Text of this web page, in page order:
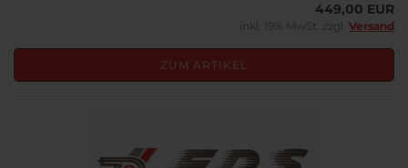
449,00 EUR
inkl. 19% MwSt. zzgl. Versand
ZUM ARTIKEL